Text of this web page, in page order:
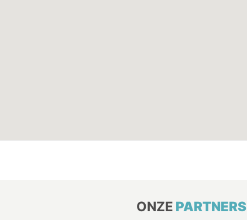
ONZE PARTNERS